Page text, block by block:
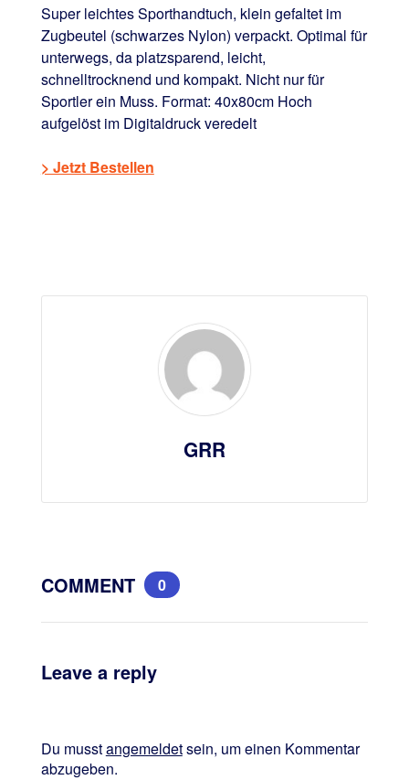
Super leichtes Sporthandtuch, klein gefaltet im
Zugbeutel (schwarzes Nylon) verpackt. Optimal für
unterwegs, da platzsparend, leicht,
schnelltrocknend und kompakt. Nicht nur für
Sportler ein Muss. Format: 40x80cm Hoch
aufgelöst im Digitaldruck veredelt
> Jetzt Bestellen
GRR
COMMENT 0
Leave a reply
Du musstangemeldetsein, um einen Kommentar
abzugeben.